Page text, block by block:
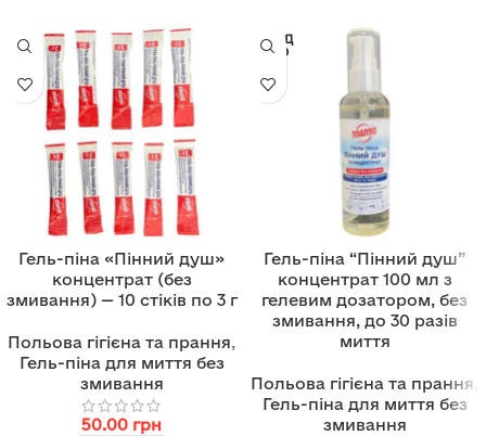
Гель-піна «Пінний душ»
концентрат (без
змивання) — 10 стіків по 3 г
Польова гігієна та прання,
Гель-піна для миття без
змивання
50.00 грн
ПРОД
АНО
Гель-піна “Пінний душ”
концентрат 100 мл з
гелевим дозатором, без
змивання, до 30 разів
миття
Польова гігієна та прання
Гель-піна для миття без
змивання